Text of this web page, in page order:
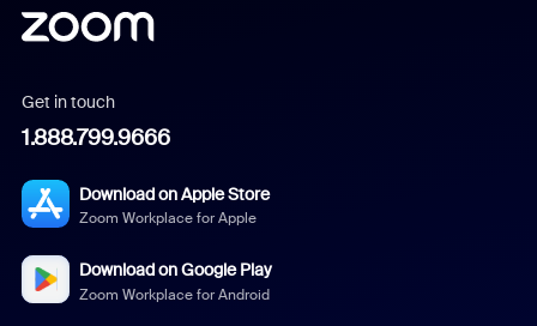
Get in touch
1.888.799.9666
Download on Apple Store
Zoom Workplace for Apple
Download on Google Play
Zoom Workplace for Android